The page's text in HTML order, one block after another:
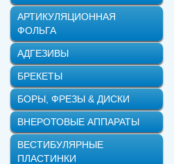
АРТИКУЛЯЦИОННАЯ
ФОЛЬГА
АДГЕЗИВЫ
БРЕКЕТЫ
БОРЫ, ФРЕЗЫ & ДИСКИ
ВНЕРОТОВЫЕ АППАРАТЫ
ВЕСТИБУЛЯРНЫЕ
ПЛАСТИНКИ